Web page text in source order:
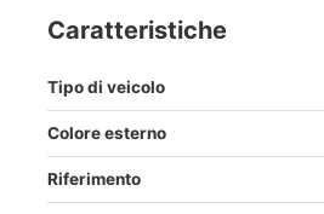
Caratteristiche
Tipo di veicolo
Colore esterno
Riferimento